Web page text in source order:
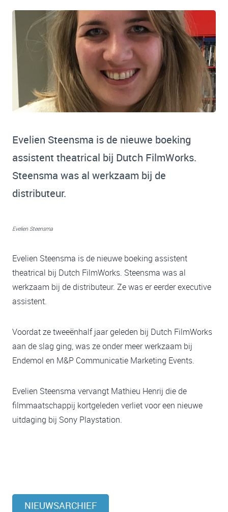
Evelien Steensma is de nieuwe boeking
assistent theatrical bij Dutch FilmWorks.
Steensma was al werkzaam bij de
distributeur.
Evelien Steensma
Evelien Steensma is de nieuwe boeking assistent
theatrical bij Dutch FilmWorks. Steensma was al
werkzaam bij de distributeur. Ze was er eerder executive
assistent.
Voordat ze tweeënhalf jaar geleden bij Dutch FilmWorks
aan de slag ging, was ze onder meer werkzaam bij
Endemol en M&P Communicatie Marketing Events.
Evelien Steensma vervangt Mathieu Henrij die de
filmmaatschappij kortgeleden verliet voor een nieuwe
uitdaging bij Sony Playstation.
NIEUWSARCHIEF